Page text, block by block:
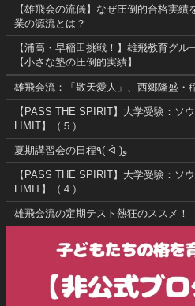
【雄飛会の流儀】なぜ圧倒的合格実
業の源流とは？
【浦高・早稲田挑戦！】雄飛教育グ
【小さな塾の圧倒的実績】
雄飛会流：「敬天愛人」、西郷隆盛・
【PASS THE SPIRIT】大学受験：ソ
LIMIT】（５）
夏期講習会の日程٩( ᐛ )و
【PASS THE SPIRIT】大学受験：ソ
LIMIT】（４）
雄飛会流の定期テスト熱狂のススメ！